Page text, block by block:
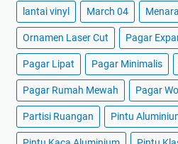
lantai vinyl March 04
Ornamen Laser Cut Pagar
Pagar Lipat Pagar Minimalis
Pagar Rumah Mewah Pagar
Partisi Ruangan Pintu